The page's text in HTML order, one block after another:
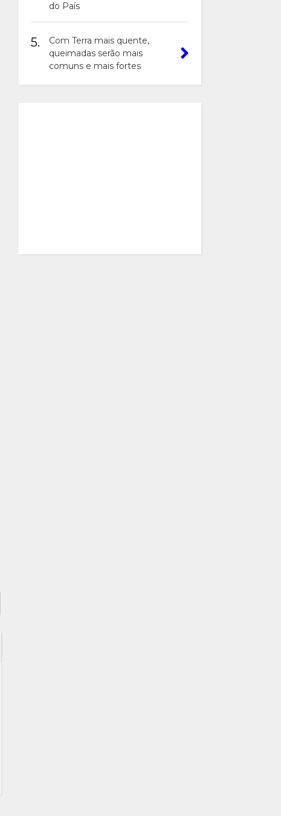
do País
5.
Com Terra mais quente,
queimadas serão mais
comuns e mais fortes